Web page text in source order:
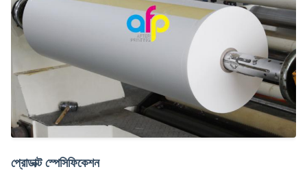
প্রোডাক্ট স্পেসিফিকেশন